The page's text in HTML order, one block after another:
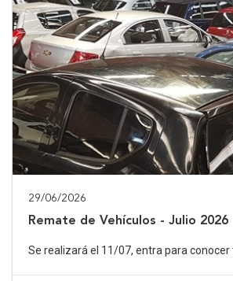
29/06/2026
Remate de Vehículos - Julio 2026
Se realizará el 11/07, entra para conocer